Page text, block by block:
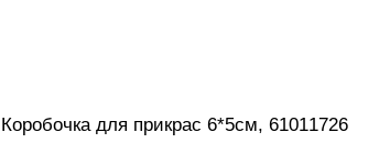
Коробочка для прикрас 6*5см, 61011726